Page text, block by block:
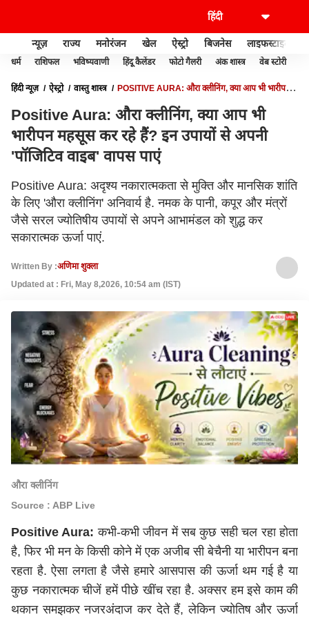
न्यूज़ राज्य मनोरंजन खेल ऐस्ट्रो बिजनेस लाइफस्टाइल
धर्म राशिफल भविष्यवाणी हिंदू कैलेंडर फोटो गैलरी अंक शास्त्र वेब स्टोरी
हिंदी न्यूज़ ऐस्ट्रो वास्तु शास्त्र
POSITIVE AURA: औरा क्लीनिंग, क्या आप भी भारीपन
Positive Aura: औरा क्लीनिंग, क्या आप भी
भारीपन महसूस कर रहे हैं? इन उपायों से अपनी
'पॉजिटिव वाइब' वापस पाएं
Positive Aura: अदृश्य नकारात्मकता से मुक्ति और मानसिक शांति
के लिए 'औरा क्लीनिंग' अनिवार्य है. नमक के पानी, कपूर और मंत्रों
जैसे सरल ज्योतिषीय उपायों से अपने आभामंडल को शुद्ध कर
सकारात्मक ऊर्जा पाएं.
Written By :अणिमा शुक्ला
Updated at : Fri, May 8,2026, 10:54 am (IST)
औरा क्लीनिंग
Source : ABP Live
Positive Aura:कभी-कभी जीवन में सब कुछ सही चल रहा होता
है, फिर भी मन के किसी कोने में एक अजीब सी बेचैनी या भारीपन बना
रहता है. ऐसा लगता है जैसे हमारे आसपास की ऊर्जा थम गई है या
कुछ नकारात्मक चीजें हमें पीछे खींच रहा है. अक्सर हम इसे काम की
थकान समझकर नजरअंदाज कर देते हैं, लेकिन ज्योतिष और ऊर्जा